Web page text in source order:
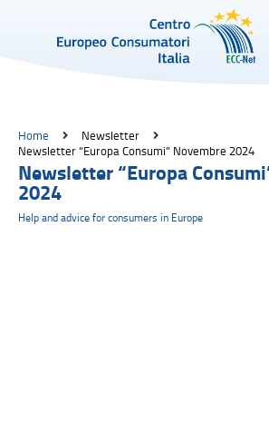
Home
Newsletter
Newsletter “Europa Consumi” Novembre 2024
Newsletter “Europa
2024
Help and advice for consumers in Europe